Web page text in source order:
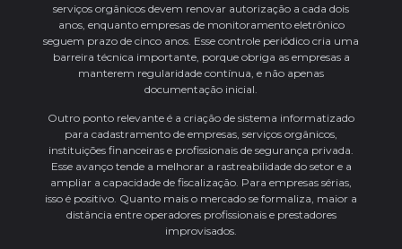
serviços orgânicos devem renovar autorização a cada dois
anos, enquanto empresas de monitoramento eletrônico
seguem prazo de cinco anos. Esse controle periódico cria uma
barreira técnica importante, porque obriga as empresas a
manterem regularidade contínua, e não apenas
documentação inicial.
Outro ponto relevante é a criação de sistema informatizado
para cadastramento de empresas, serviços orgânicos,
instituições financeiras e profissionais de segurança privada.
Esse avanço tende a melhorar a rastreabilidade do setor e a
ampliar a capacidade de fiscalização. Para empresas sérias,
isso é positivo. Quanto mais o mercado se formaliza, maior a
distância entre operadores profissionais e prestadores
improvisados.